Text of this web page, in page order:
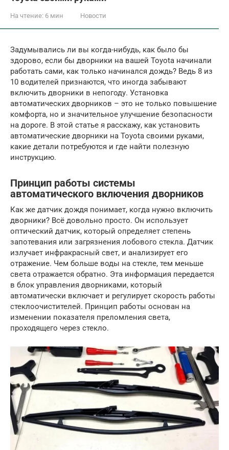
На чтение: 6 мин Новости
Задумывались ли вы когда-нибудь, как было бы
здорово, если бы дворники на вашей Toyota начинали
работать сами, как только начинался дождь? Ведь 8 из
10 водителей признаются, что иногда забывают
включить дворники в непогоду. Установка
автоматических дворников – это не только повышение
комфорта, но и значительное улучшение безопасности
на дороге. В этой статье я расскажу, как установить
автоматические дворники на Toyota своими руками,
какие детали потребуются и где найти полезную
инструкцию.
Принцип работы системы
автоматического включения дворников
Как же датчик дождя понимает, когда нужно включить
дворники? Всё довольно просто. Он использует
оптический датчик, который определяет степень
запотевания или загрязнения лобового стекла. Датчик
излучает инфракрасный свет, и анализирует его
отражение. Чем больше воды на стекле, тем меньше
света отражается обратно. Эта информация передается
в блок управления дворниками, который
автоматически включает и регулирует скорость работы
стеклоочистителей. Принцип работы основан на
изменении показателя преломления света,
проходящего через стекло.